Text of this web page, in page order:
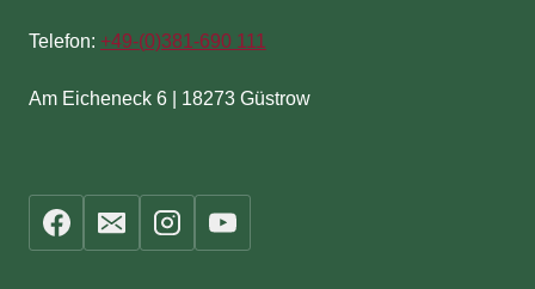
Telefon: +49-(0)381-690 111
Am Eicheneck 6 | 18273 Güstrow